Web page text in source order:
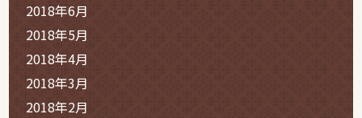
2018年6月
2018年5月
2018年4月
2018年3月
2018年2月